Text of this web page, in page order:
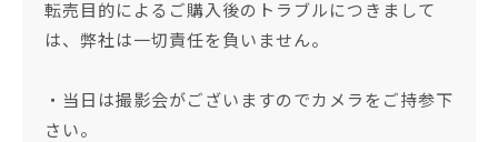
転売目的によるご購入後のトラブルにつきまして
は、弊社は一切責任を負いません。
・当日は撮影会がございますのでカメラをご持参下
さい。